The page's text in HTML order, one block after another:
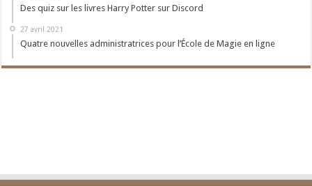
Des quiz sur les livres Harry Potter sur Discord
27 avril 2021
Quatre nouvelles administratrices pour l’École de Magie en ligne